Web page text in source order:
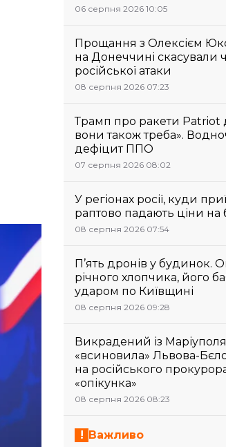
що
тому
його
06 серпня 2026 10:05
Прощання з Олексієм
на Донеччині скасували
російської атаки
08 серпня 2026 07:23
Трамп про ракети Patriot
вони також треба».
дефіцит ППО
07 серпня 2026 08:02
У регіонах росії, куди
раптово падають ціни
08 серпня 2026 07:54
П’ять дронів у будинок.
річного хлопчика, його
ударом по Київщині
08 серпня 2026 09:28
Викрадений із
«всиновила» Львова-
на російського
«опікунка»
08 серпня 2026 08:23
Важливо